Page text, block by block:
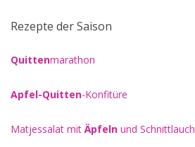
Rezepte der Saison
Quittenmarathon
Apfel-Quitten-Konfitüre
Matjessalat mit Äpfeln und Schnittlauch